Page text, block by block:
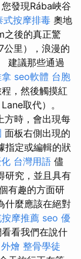
發現Rába峽谷
式按摩排毒 奧地
之後的真正驚
公里），浪漫的
建議那些通過
seo軟體 台胞
，然後觸摸紅
Lane取代）。
方時，會出現每
面板右側出現的
指定或編輯的狀
台灣用語 儘
研究，並且具有
有趣的方面研
什麼應該在絕對
摩推薦 seo 優
看我們在說什
燴 整骨學徒